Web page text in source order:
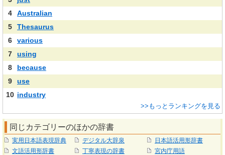
4
Australian
5
Thesaurus
6
various
7
using
8
because
9
use
10 industry
>>もっとランキングを見る
同じカテゴリーのほかの辞書
実用日本語表現辞典
文語活用形辞書
デジタル大辞泉
丁寧表現の辞書
日本語活用形辞書
宮内庁用語